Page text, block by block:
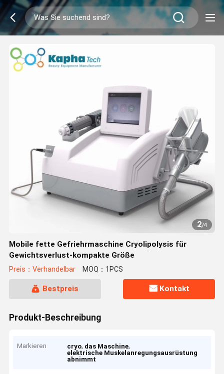
2/4
Mobile fette Gefriehrmaschine Cryolipolysis für
Gewichtsverlust-kompakte Größe
Preis：Verhandelbar MOQ：1PCS
Bestpreis Kontakt
Produkt-Beschreibung
Markieren cryo, das Maschine,
elektrische Muskelanregungsausrüstung
abnimmt